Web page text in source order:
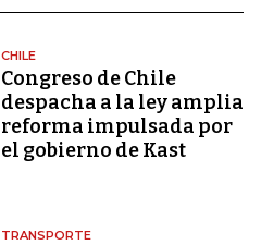
CHILE
Congreso de Chile
despacha a la ley amplia
reforma impulsada por
el gobierno de Kast
TRANSPORTE